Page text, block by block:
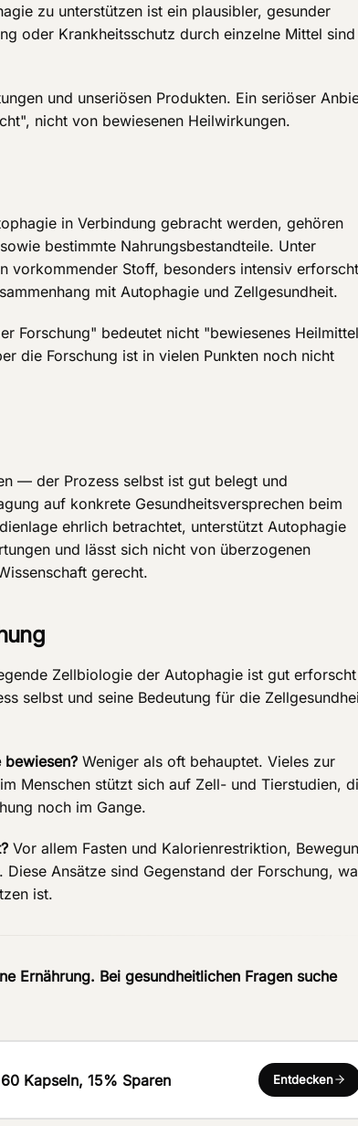
zu unterstützen ist ein plausibler, gesunder
oder Krankheitsschutz durch einzelne Mittel sind
und unseriösen Produkten. Ein seriöser
nicht von bewiesenen Heilwirkungen.
in Verbindung gebracht werden, gehören
bestimmte Nahrungsbestandteile. Unter
vorkommender Stoff, besonders intensiv
mit Autophagie und Zellgesundheit.
Forschung" bedeutet nicht "bewiesenes
die Forschung ist in vielen Punkten noch nicht
— der Prozess selbst ist gut belegt und
auf konkrete Gesundheitsversprechen beim
ehrlich betrachtet, unterstützt Autophagie
und lässt sich nicht von überzogenen
gerecht.
Zellbiologie der Autophagie ist gut erforscht
selbst und seine Bedeutung für die
Weniger als oft behauptet. Vieles zur
Menschen stützt sich auf Zell- und Tierstudien,
noch im Gange.
Vor allem Fasten und Kalorienrestriktion,
Ansätze sind Gegenstand der Forschung,
ist.
Ernährung. Bei gesundheitlichen Fragen suche
Kapseln, 15% Sparen Entdecken